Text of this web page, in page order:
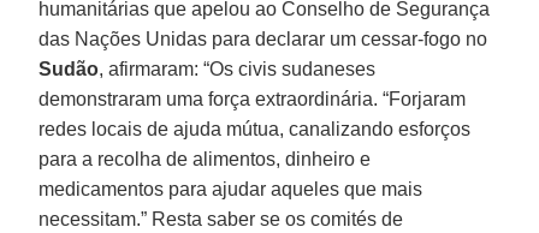
humanitárias que apelou ao Conselho de Segurança
das Nações Unidas para declarar um cessar-fogo no
Sudão, afirmaram: “Os civis sudaneses
demonstraram uma força extraordinária. “Forjaram
redes locais de ajuda mútua, canalizando esforços
para a recolha de alimentos, dinheiro e
medicamentos para ajudar aqueles que mais
necessitam.” Resta saber se os comités de